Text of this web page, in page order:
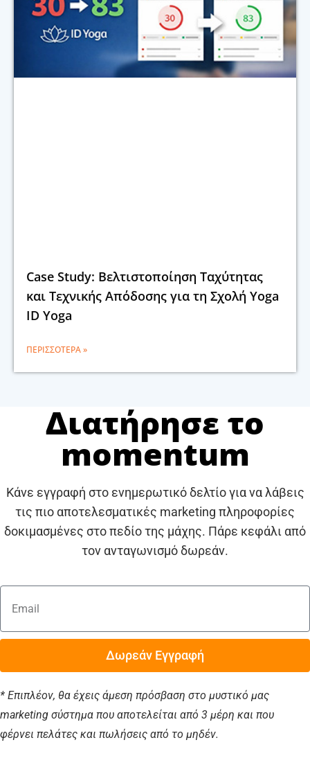
Case Study: Βελτιστοποίηση Ταχύτητας
και Τεχνικής Απόδοσης για τη Σχολή Yoga
ID Yoga
ΠΕΡΙΣΣΌΤΕΡΑ »
Διατήρησε το
momentum
Κάνε εγγραφή στο ενημερωτικό δελτίο για να λάβεις
τις πιο αποτελεσματικές marketing πληροφορίες
δοκιμασμένες στο πεδίο της μάχης. Πάρε κεφάλι από
τον ανταγωνισμό δωρεάν.
Δωρεάν Εγγραφή
* Επιπλέον, θα έχεις άμεση πρόσβαση στο μυστικό μας
marketing σύστημα που αποτελείται από 3 μέρη και που
φέρνει πελάτες και πωλήσεις από το μηδέν.